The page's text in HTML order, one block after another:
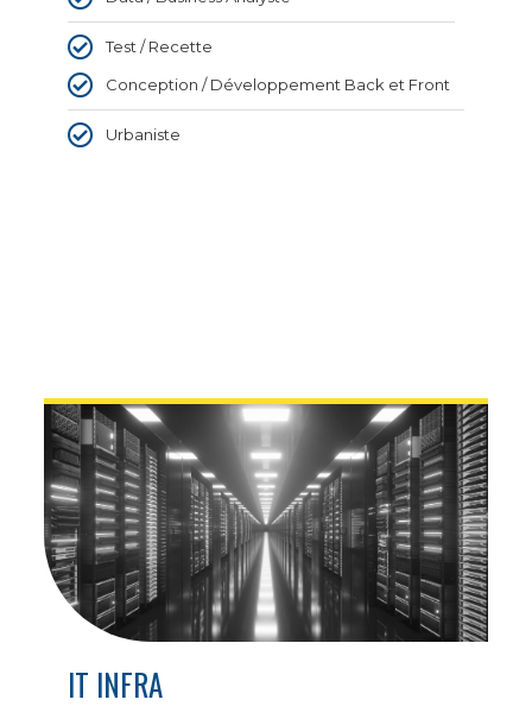
Test / Recette
Conception / Développement Back et Front
Urbaniste
IT INFRA